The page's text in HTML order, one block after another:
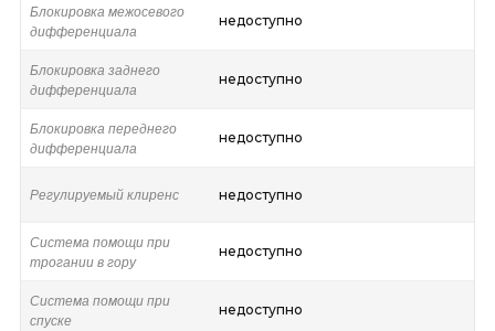
Блокировка межосевого
дифференциала
недоступно
Блокировка заднего
дифференциала
недоступно
Блокировка переднего
дифференциала
недоступно
Регулируемый клиренс недоступно
Система помощи при
трогании в гору
недоступно
Система помощи при
спуске
недоступно